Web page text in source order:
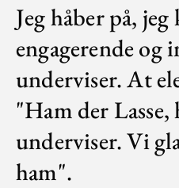
Jeg håber på,
engagerende og
underviser. At
"Ham der Lasse,
underviser. Vi
ham".